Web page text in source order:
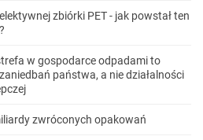
zbiórki PET - jak powstał ten
w gospodarce odpadami to
państwa, a nie działalności
zwróconych opakowań